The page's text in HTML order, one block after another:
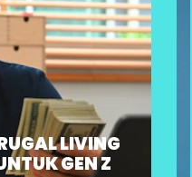
LIVING
GEN Z